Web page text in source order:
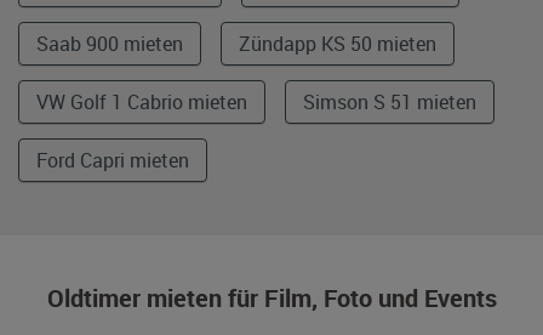
Saab 900 mieten Zündapp KS 50 mieten
VW Golf 1 Cabrio mieten Simson S 51 mieten
Ford Capri mieten
Oldtimer mieten für Film, Foto und Events